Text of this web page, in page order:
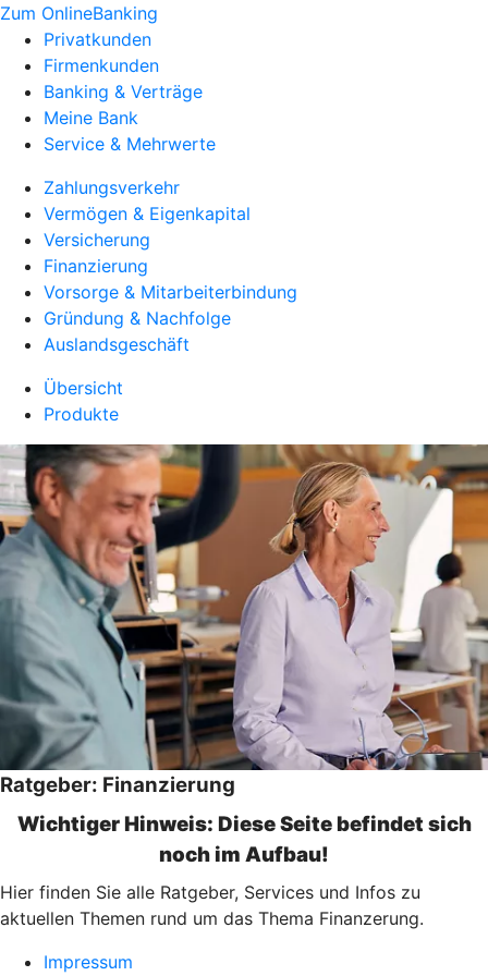
Zum OnlineBanking
Privatkunden
Firmenkunden
Banking & Verträge
Meine Bank
Service & Mehrwerte
Zahlungsverkehr
Vermögen & Eigenkapital
Versicherung
Finanzierung
Vorsorge & Mitarbeiterbindung
Gründung & Nachfolge
Auslandsgeschäft
Übersicht
Produkte
Ratgeber: Finanzierung
Wichtiger Hinweis: Diese Seite befindet sich
noch im Aufbau!
Hier finden Sie alle Ratgeber, Services und Infos zu
aktuellen Themen rund um das Thema Finanzerung.
Impressum